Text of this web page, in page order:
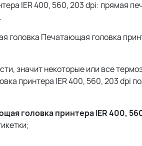
IER 400, 560, 203 dpi: прямая
головка Печатающая головка
значит некоторые или все
принтера IER 400, 560, 203 dpi
головка принтера IER 400,